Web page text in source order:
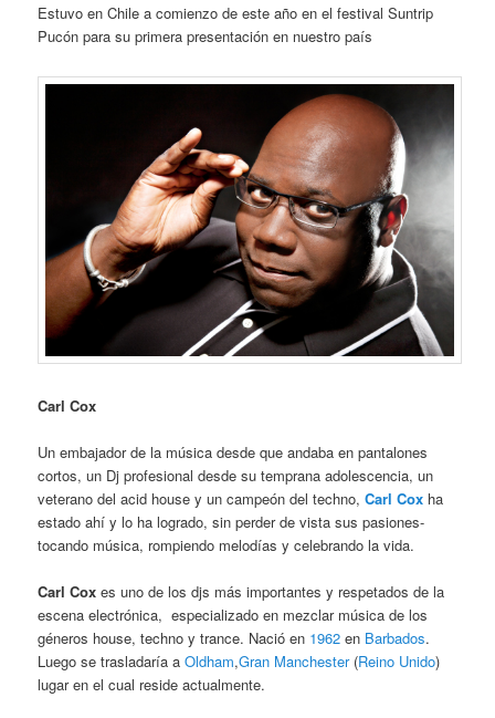
Estuvo en Chile a comienzo de este año en el festival Suntrip
Pucón para su primera presentación en nuestro país
Carl Cox
Un embajador de la música desde que andaba en pantalones
cortos, un Dj profesional desde su temprana adolescencia, un
veterano del acid house y un campeón del techno,Carl Cox ha
estado ahí y lo ha logrado, sin perder de vista sus pasiones-
tocando música, rompiendo melodías y celebrando la vida.
Carl Cox es uno de los djs más importantes y respetados de la
escena electrónica, especializado en mezclar música de los
géneros house, techno y trance. Nació en 1962 en Barbados.
Luego se trasladaría aOldham,Gran Manchester(Reino Unido)
lugar en el cual reside actualmente.